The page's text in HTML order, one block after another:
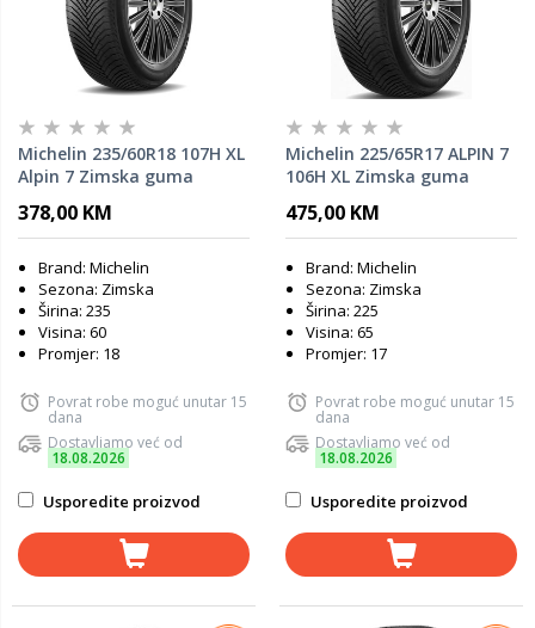
Michelin 235/60R18 107H XL
Alpin 7 Zimska guma
378,00 KM
Brand: Michelin
Sezona: Zimska
Širina: 235
Visina: 60
Promjer: 18
Povrat robe moguć unutar 15
dana
Dostavljamo već od
18.08.2026
Usporedite proizvod
Michelin 225/65R17 ALPIN 7
106H XL Zimska guma
475,00 KM
Brand: Michelin
Sezona: Zimska
Širina: 225
Visina: 65
Promjer: 17
Povrat robe moguć unutar 15
dana
Dostavljamo već od
18.08.2026
Usporedite proizvod